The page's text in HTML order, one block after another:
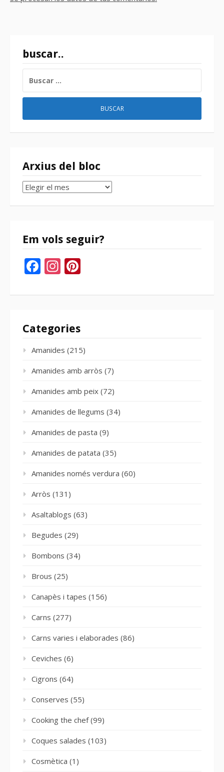
buscar..
Arxius del bloc
Arxius
bloc
Em vols seguir?
Facebook
Instagram
Categories
Amanides (215)
Amanides amb arròs (7)
Amanides amb peix (72)
Amanides de llegums (34)
Amanides de pasta (9)
Amanides de patata (35)
Amanides només verdura (60)
Arròs (131)
Asaltablogs (63)
Begudes (29)
Bombons (34)
Brous (25)
Canapès i tapes (156)
Carns (277)
Carns varies i elaborades (86)
Ceviches (6)
Cigrons (64)
Conserves (55)
Cooking the chef(99)
Coques salades (103)
Cosmètica (1)